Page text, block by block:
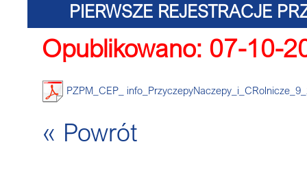
PIERWSZE REJESTRACJE
Opublikowano: 07-10-
PZPM_CEP_
« Powrót